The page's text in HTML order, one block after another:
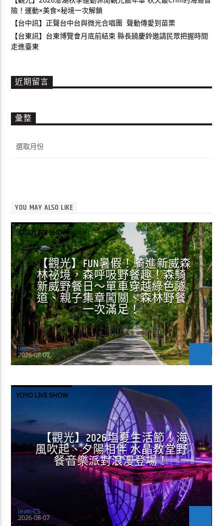
險！運動×美食×秘境一次解鎖
【台中訊】正聲台中台與微光合唱團 聲動傳愛到苗栗
【台東訊】台東博覽會月底前結束 縣長饒慶鈴邀請民眾把握時間
走進臺東
近期留言
彙整
整
YOU MAY ALSO LIKE
YOYO LIVE SHOW
【觀光】FUN暑假！騎進新威森
林祕境，森呼吸野餐趣！森騎
新威野餐日～單車穿越綠色隧
道、親子集章闖關、森林野餐
一次滿足！
Jean-CS
2026-08-07
YOYO LIVE SHOW
【觀光】2026塩夏生活節！海
風吹起、夕陽相伴 水晶教堂野
餐音樂派對浪漫登場！
Jean-CS
2026-08-07